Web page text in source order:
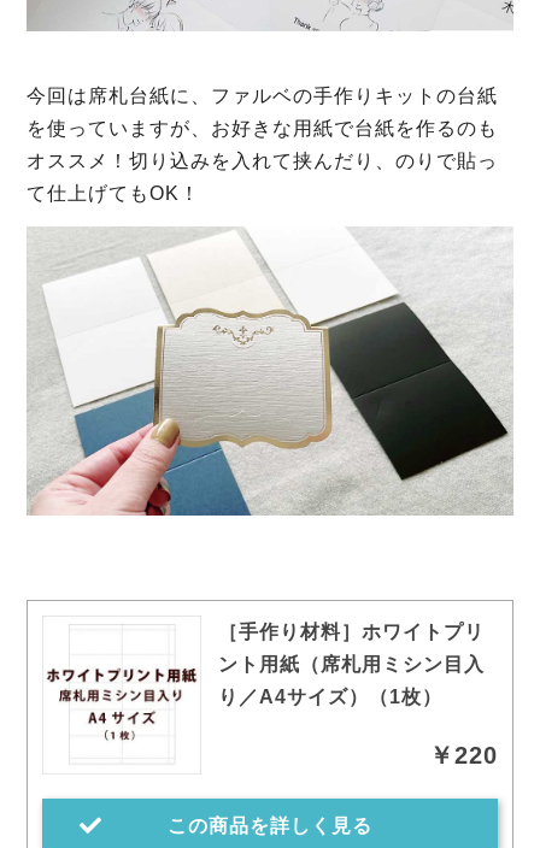
今回は席札台紙に、ファルベの手作りキットの台紙
を使っていますが、お好きな用紙で台紙を作るのも
オススメ！切り込みを入れて挟んだり、のりで貼っ
て仕上げてもOK！
［手作り材料］ホワイトプリ
ント用紙（席札用ミシン目入
り／A4サイズ）（1枚）
￥220
この商品を詳しく見る